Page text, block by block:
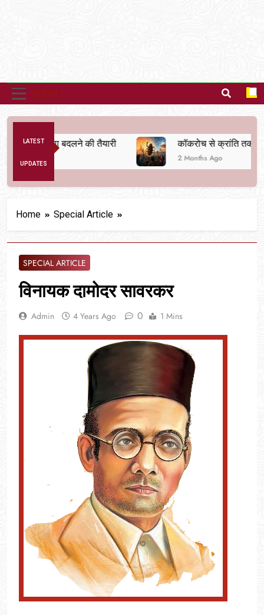
LATEST
UPDATES
व्यवस्था बदलने की तैयारी कॉकरोच से क्रांति तक
2 Months Ago
Home Special Article
SPECIAL ARTICLE
विनायक दामोदर सावरकर
Admin 4 Years Ago 0 1 Mins